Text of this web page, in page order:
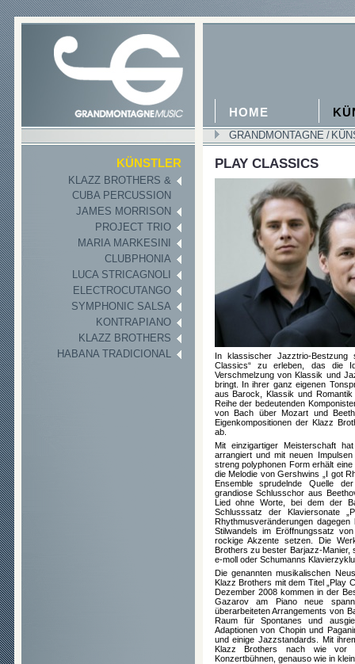
HOME
GRANDMONTAGNE /
KÜNSTLER
KLAZZ BROTHERS &
CUBA PERCUSSION
JAMES MORRISON
PROJECT TRIO
MARIA MARKESINI
CLUBPHONIA
LUCA STRICAGNOLI
ELECTROCUTANGO
SYMPHONIC SALSA
KONTRAPIANO
KLAZZ BROTHERS
HABANA TRADICIONAL
PLAY CLASSICS
In klassischer Jazztrio-
Classics“ zu erleben, das die
Verschmelzung von Klassik und
bringt. In ihrer ganz eigenen
aus Barock, Klassik und
Reihe der bedeutenden
von Bach über Mozart und
Eigenkompositionen der Klazz
ab.
Mit einzigartiger Meisterschaft
arrangiert und mit neuen
streng polyphonen Form erhält
die Melodie von Gershwins „I got
Ensemble sprudelnde Quelle
grandiose Schlusschor aus
Lied ohne Worte, bei dem der
Schlusssatz der Klaviersonate
Rhythmusveränderungen
Stilwandels im Eröffnungssatz
rockige Akzente setzen. Die
Brothers zu bester Barjazz-Manier,
e-moll oder Schumanns
Die genannten musikalischen
Klazz Brothers mit dem Titel „Play
Dezember 2008 kommen in der
Gazarov am Piano neue
überarbeiteten Arrangements von
Raum für Spontanes und
Adaptionen von Chopin und
und einige Jazzstandards. Mit
Klazz Brothers nach wie vor
Konzertbühnen, genauso wie in